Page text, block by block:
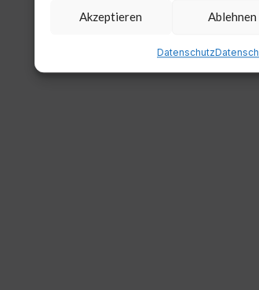
Akzeptieren Ablehnen
Datenschutz